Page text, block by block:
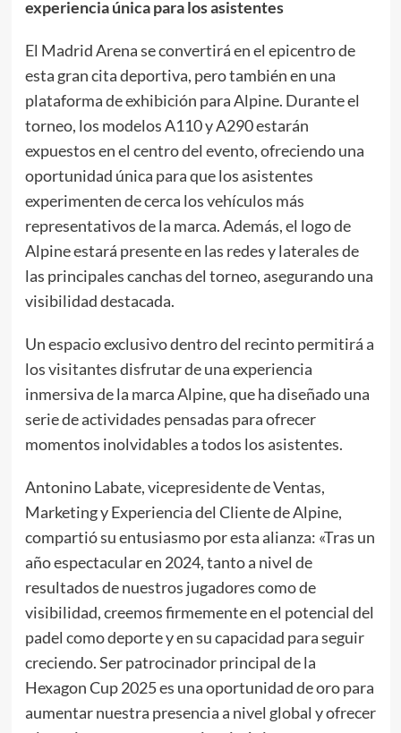
experiencia única para los asistentes
El Madrid Arena se convertirá en el epicentro de
esta gran cita deportiva, pero también en una
plataforma de exhibición para Alpine. Durante el
torneo, los modelos A110 y A290 estarán
expuestos en el centro del evento, ofreciendo una
oportunidad única para que los asistentes
experimenten de cerca los vehículos más
representativos de la marca. Además, el logo de
Alpine estará presente en las redes y laterales de
las principales canchas del torneo, asegurando una
visibilidad destacada.
Un espacio exclusivo dentro del recinto permitirá a
los visitantes disfrutar de una experiencia
inmersiva de la marca Alpine, que ha diseñado una
serie de actividades pensadas para ofrecer
momentos inolvidables a todos los asistentes.
Antonino Labate, vicepresidente de Ventas,
Marketing y Experiencia del Cliente de Alpine,
compartió su entusiasmo por esta alianza: «Tras un
año espectacular en 2024, tanto a nivel de
resultados de nuestros jugadores como de
visibilidad, creemos firmemente en el potencial del
padel como deporte y en su capacidad para seguir
creciendo. Ser patrocinador principal de la
Hexagon Cup 2025 es una oportunidad de oro para
aumentar nuestra presencia a nivel global y ofrecer